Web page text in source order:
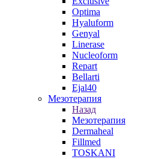
Optima
Hyaluform
Genyal
Linerase
Nucleoform
Repart
Bellarti
Ejal40
Мезотерапия
Назад
Мезотерапия
Dermaheal
Fillmed
TOSKANI